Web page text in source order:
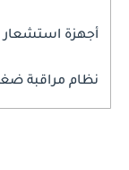
أجهزة استشعار
نظام مراقبة